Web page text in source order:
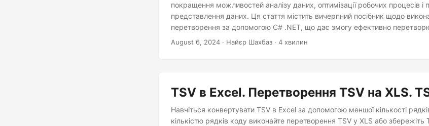
покращення можливостей аналізу даних, оптимізації робочих процесів і
представлення даних. Ця стаття містить вичерпний посібник щодо
перетворення за допомогою C# .NET, що дає змогу ефективно
ними.
August 6, 2024 · Найєр Шахбаз · 4 хвилин
TSV в Excel. Перетворення TSV на XLS.
Навчіться конвертувати TSV в Excel за допомогою меншої кількості
кількістю рядків коду виконайте перетворення TSV у XLS або збережіть